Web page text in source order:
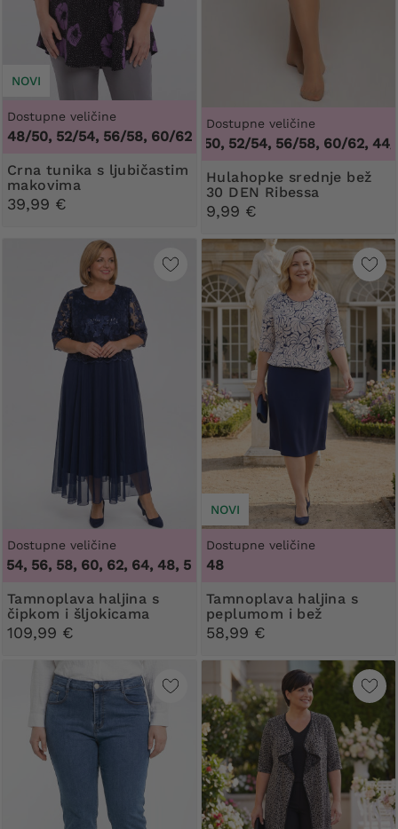
NOVI
Dostupne veličine
48/50, 52/54, 56/58, 60/62
Crna tunika s ljubičastim
makovima
39,99 €
Dostupne veličine
44/46, 48/50, 52/54, 56/58, 60/62,44/46,
Hulahopke srednje bež
30 DEN Ribessa
9,99 €
Dostupne veličine
56, 58, 60, 62, 64, 48, 50, 52, 54, 56, 58, 60, 62, 64
Tamnoplava haljina s
čipkom i šljokicama
109,99 €
NOVI
Dostupne veličine
48
Tamnoplava haljina s
peplumom i bež
uzorcima
58,99 €